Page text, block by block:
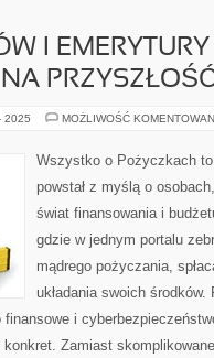
I EMERYTURY
2025 MOŻLIWOŚĆ
Wszystko o Pożyczkach
powstał z myślą o
świat finansowania i
gdzie w jednym portalu
mądrego pożyczania,
układania swoich
finansowe i
Zamiast